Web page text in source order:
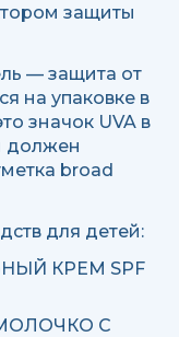
защиты
— защита от
на упаковке в
значок UVA в
должен
broad
для детей:
КРЕМ SPF
С